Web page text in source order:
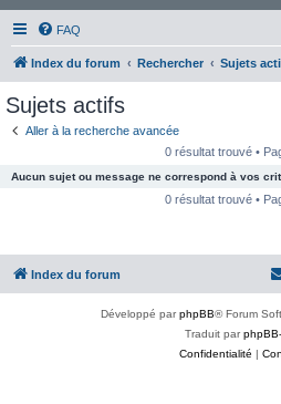
FAQ
Index du forum Rechercher Sujets
Sujets actifs
Aller à la recherche avancée
0 résultat trouvé •
Aucun sujet ou message ne correspond à vos
0 résultat trouvé •
Index du forum
Développé parphpBB® Forum
Traduit par
Confidentialité |